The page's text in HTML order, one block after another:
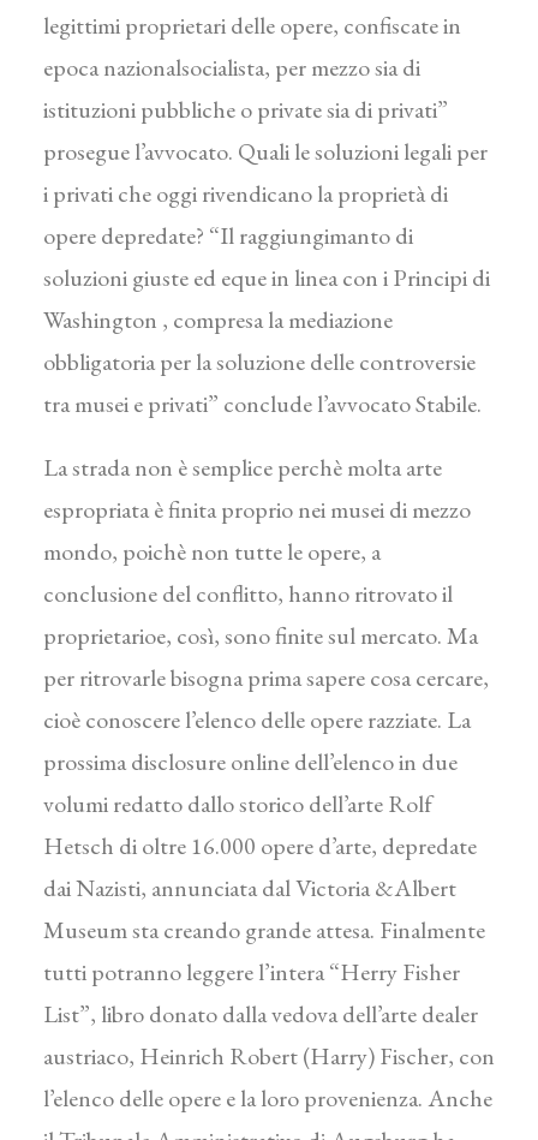
legittimi proprietari delle opere, confiscate in
epoca nazionalsocialista, per mezzo sia di
istituzioni pubbliche o private sia di privati”
prosegue l’avvocato. Quali le soluzioni legali per
i privati che oggi rivendicano la proprietà di
opere depredate? “Il raggiungimanto di
soluzioni giuste ed eque in linea con i Principi di
Washington , compresa la mediazione
obbligatoria per la soluzione delle controversie
tra musei e privati” conclude l’avvocato Stabile.
La strada non è semplice perchè molta arte
espropriata è finita proprio nei musei di mezzo
mondo, poichè non tutte le opere, a
conclusione del conflitto, hanno ritrovato il
proprietarioe, così, sono finite sul mercato. Ma
per ritrovarle bisogna prima sapere cosa cercare,
cioè conoscere l’elenco delle opere razziate. La
prossima disclosure online dell’elenco in due
volumi redatto dallo storico dell’arte Rolf
Hetsch di oltre 16.000 opere d’arte, depredate
dai Nazisti, annunciata dal Victoria &Albert
Museum sta creando grande attesa. Finalmente
tutti potranno leggere l’intera “Herry Fisher
List”, libro donato dalla vedova dell’arte dealer
austriaco, Heinrich Robert (Harry) Fischer, con
l’elenco delle opere e la loro provenienza. Anche